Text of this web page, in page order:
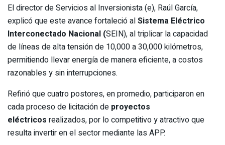
El director de Servicios al Inversionista (e), Raúl García,
explicó que este avance fortaleció alSistema Eléctrico
Interconectado Nacional (SEIN), al triplicar la capacidad
de líneas de alta tensión de 10,000 a 30,000 kilómetros,
permitiendo llevar energía de manera eficiente, a costos
razonables y sin interrupciones.
Refirió que cuatro postores, en promedio, participaron en
cada proceso de licitación de proyectos
eléctricos realizados, por lo competitivo y atractivo que
resulta invertir en el sector mediante las APP.